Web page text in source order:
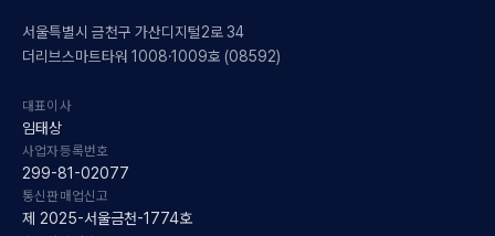
서울특별시 금천구 가산디지털2로 34
더리브스마트타워 1008·1009호 (08592)
대표이사
임태상
사업자등록번호
299-81-02077
통신판매업신고
제 2025-서울금천-1774호